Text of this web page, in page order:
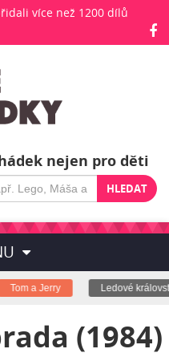
více než 1200 dílů
nejen pro děti
HLEDAT
Tom a Jerry Ledové království
(1984)